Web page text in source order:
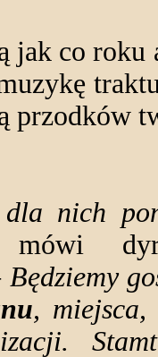
jak co
przodków
nich
Będziemy
, miejsca,